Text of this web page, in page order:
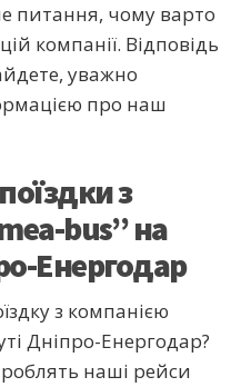
питання, чому варто
компанії. Відповідь
уважно
про наш
з
bus” на
Енергодар
з компанією
Дніпро-Енергодар?
наші рейси